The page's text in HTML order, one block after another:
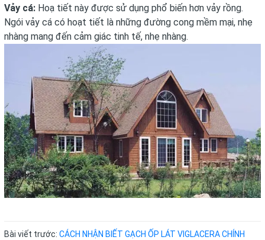
Vảy cá: Hoạ tiết này được sử dụng phổ biến hơn vảy rồng.
Ngói vảy cá có hoạt tiết là những đường cong mềm mại, nhẹ
nhàng mang đến cảm giác tinh tế, nhẹ nhàng.
Bài viết trước: CÁCH NHẬN BIẾT GẠCH ỐP LÁT VIGLACERA CHÍNH